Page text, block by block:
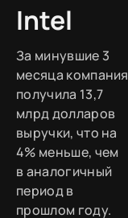
Intel
За минувшие 3
месяца компания
получила 13,7
млрд долларов
выручки, что на
4% меньше, чем
в аналогичный
период в
прошлом году.